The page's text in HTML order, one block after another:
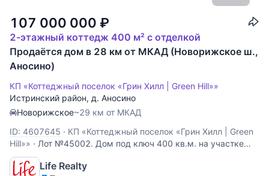
107 000 000 ₽
2-этажный коттедж 400 м² с отделкой
Продаётся дом в 28 км от МКАД (Новорижское ш.,
Аносино)
КП «Коттеджный поселок «Грин Хилл | Green Hill»»
Истринский район, д. Аносино
Новорижское~29 км от МКАД
ID: 4607645 · КП «Коттеджный поселок «Грин Хилл | Green
Hill»» · Лот №45002. Дом под ключ 400 кв.м. на участке
18.00 соток. Количество спален: 4. Коттеджный посёлок
«Грин Хилл», Новорижское шоссе, 28 км от МКАД. Участок
Life Realty